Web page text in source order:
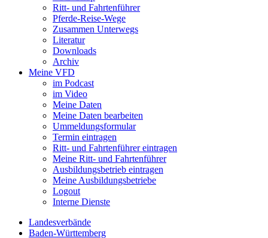
Ritt- und Fahrtenführer
Pferde-Reise-Wege
Zusammen Unterwegs
Literatur
Downloads
Archiv
Meine VFD
im Podcast
im Video
Meine Daten
Meine Daten bearbeiten
Ummeldungsformular
Termin eintragen
Ritt- und Fahrtenführer eintragen
Meine Ritt- und Fahrtenführer
Ausbildungsbetrieb eintragen
Meine Ausbildungsbetriebe
Logout
Interne Dienste
Landesverbände
Baden-Württemberg